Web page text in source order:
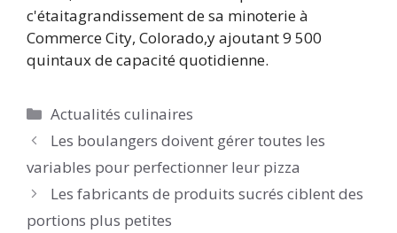
c'étaitagrandissement de sa minoterie à
Commerce City, Colorado,y ajoutant 9 500
quintaux de capacité quotidienne.
Catégories
Actualités culinaires
Les boulangers doivent gérer toutes les
variables pour perfectionner leur pizza
Les fabricants de produits sucrés ciblent des
portions plus petites